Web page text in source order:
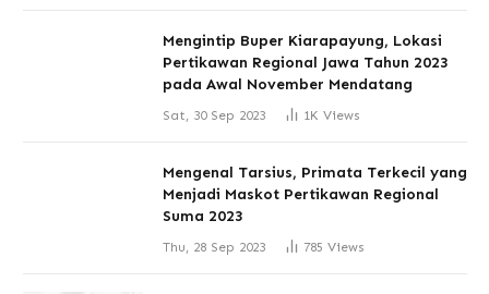
Mengintip Buper Kiarapayung, Lokasi
Pertikawan Regional Jawa Tahun 2023
pada Awal November Mendatang
Sat, 30 Sep 2023 1K Views
Mengenal Tarsius, Primata Terkecil yang
Menjadi Maskot Pertikawan Regional
Suma 2023
Thu, 28 Sep 2023 785 Views